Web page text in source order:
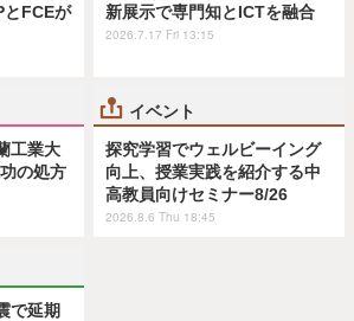
FCEが
新展示で専門知とICTを融合
2026.7.17 Fri 13:15
工業大
の処方
イベント
探究学習でウェルビーイング
向上、授業実践を紹介する中
高教員向けセミナー8/26
2026.8.6 Thu 18:45
で延期